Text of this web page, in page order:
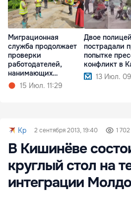
Миграционная
служба продолжает
проверки
работодателей,
нанимающих
иностранцев
15 Июл. 11:29
Двое
пострадали
попытке
конфликт в
13 Июл.
Kp 2 сентября 2013, 19:40 1 702
В Кишинёве
круглый стол на
интеграции